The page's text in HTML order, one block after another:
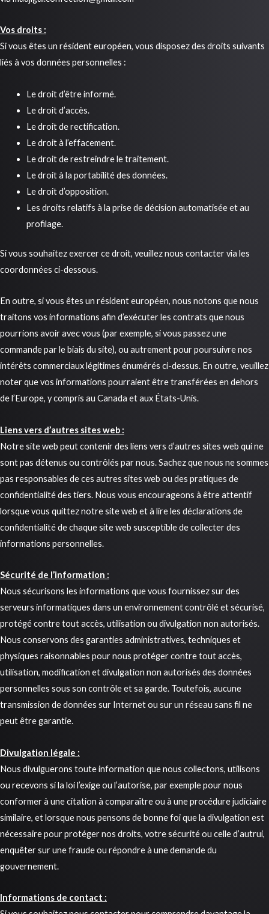
Vos droits :
Si vous êtes un résident européen, vous disposez des droits suivants
liés à vos données personnelles :
Le droit d’être informé.
Le droit d’accès.
Le droit de rectification.
Le droit à l’effacement.
Le droit de restreindre le traitement.
Le droit à la portabilité des données.
Le droit d’opposition.
Les droits relatifs à la prise de décision automatisée et au
profilage.
Si vous souhaitez exercer ce droit, veuillez nous contacter via les
coordonnées ci-dessous.
En outre, si vous êtes un résident européen, nous notons que nous
traitons vos informations afin d’exécuter les contrats que nous
pourrions avoir avec vous (par exemple, si vous passez une
commande par le biais du site), ou autrement pour poursuivre nos
intérêts commerciaux légitimes énumérés ci-dessus. En outre, veuillez
noter que vos informations pourraient être transférées en dehors
de l’Europe, y compris au Canada et aux États-Unis.
Liens vers d’autres sites web :
Notre site web peut contenir des liens vers d’autres sites web qui ne
sont pas détenus ou contrôlés par nous. Sachez que nous ne sommes
pas responsables de ces autres sites web ou des pratiques de
confidentialité des tiers. Nous vous encourageons à être attentif
lorsque vous quittez notre site web et à lire les déclarations de
confidentialité de chaque site web susceptible de collecter des
informations personnelles.
Sécurité de l’information :
Nous sécurisons les informations que vous fournissez sur des
serveurs informatiques dans un environnement contrôlé et sécurisé,
protégé contre tout accès, utilisation ou divulgation non autorisés.
Nous conservons des garanties administratives, techniques et
physiques raisonnables pour nous protéger contre tout accès,
utilisation, modification et divulgation non autorisés des données
personnelles sous son contrôle et sa garde. Toutefois, aucune
transmission de données sur Internet ou sur un réseau sans fil ne
peut être garantie.
Divulgation légale :
Nous divulguerons toute information que nous collectons, utilisons
ou recevons si la loi l’exige ou l’autorise, par exemple pour nous
conformer à une citation à comparaître ou à une procédure judiciaire
similaire, et lorsque nous pensons de bonne foi que la divulgation est
nécessaire pour protéger nos droits, votre sécurité ou celle d’autrui,
enquêter sur une fraude ou répondre à une demande du
gouvernement.
Informations de contact :